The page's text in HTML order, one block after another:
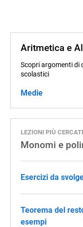
Aritmetica e
Scopri argomenti di
scolastici
Medie
LEZIONI PIÙ
Monomi e
Esercizi da
Teorema del
esempi